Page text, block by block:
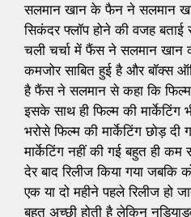
सलमान खान के फैन ने सलमान
सिकंदर फ्लॉप होने की वजह
चली चर्चा में फैंस ने सलमान खान
कमजोर साबित हुई है और बॉक्स
है फैंस ने सलमान से कहा कि
इसके साथ ही फिल्म की
भरोसे फिल्म की मार्केटिंग छोड़ दी
मार्केटिंग नहीं की गई बहुत ही
देर बाद रिलीज किया गया जबकि
एक या दो महीने पहले रिलीज हो
बहुत अच्छी होती है लेकिन